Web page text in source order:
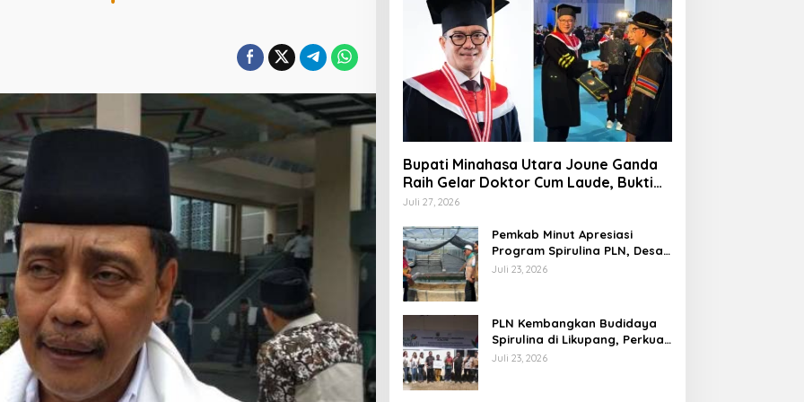
Bupati Minahasa Utara Joune Ganda
Raih Gelar Doktor Cum Laude, Bukti
Komitmen Tingkatkan Kualitas
Juli 27, 2026
Pemkab Minut Apresiasi
Program Spirulina PLN, Desa
Tarabitan Disiapkan Jadi
Juli 23, 2026
PLN Kembangkan Budidaya
Spirulina di Likupang, Perkuat
Ketahanan Pangan dan
Juli 23, 2026